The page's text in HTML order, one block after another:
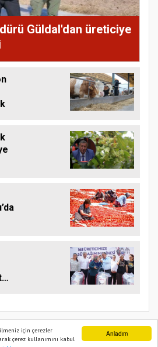
Anladım
için çerezler
çerez kullanımını kabul
Güldal'dan üreticiye